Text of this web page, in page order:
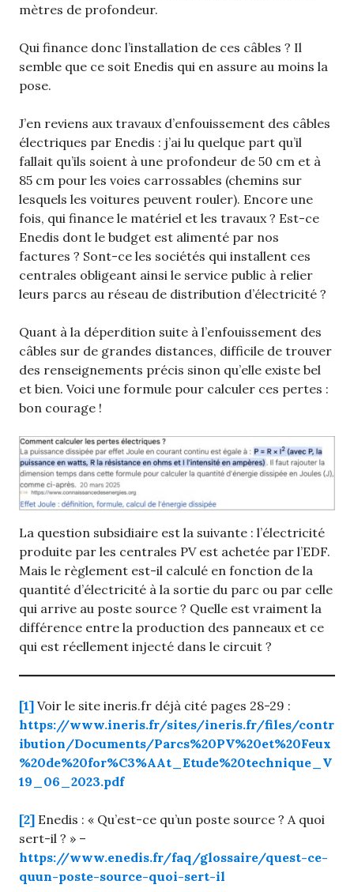
mètres de profondeur.
Qui finance donc l’installation de ces câbles ? Il
semble que ce soit Enedis qui en assure au moins la
pose.
J’en reviens aux travaux d’enfouissement des câbles
électriques par Enedis : j’ai lu quelque part qu’il
fallait qu’ils soient à une profondeur de 50 cm et à
85 cm pour les voies carrossables (chemins sur
lesquels les voitures peuvent rouler). Encore une
fois, qui finance le matériel et les travaux ? Est-ce
Enedis dont le budget est alimenté par nos
factures ? Sont-ce les sociétés qui installent ces
centrales obligeant ainsi le service public à relier
leurs parcs au réseau de distribution d’électricité ?
Quant à la déperdition suite à l’enfouissement des
câbles sur de grandes distances, difficile de trouver
des renseignements précis sinon qu’elle existe bel
et bien. Voici une formule pour calculer ces pertes :
bon courage !
La question subsidiaire est la suivante : l’électricité
produite par les centrales PV est achetée par l’EDF.
Mais le règlement est-il calculé en fonction de la
quantité d’électricité à la sortie du parc ou par celle
qui arrive au poste source ? Quelle est vraiment la
différence entre la production des panneaux et ce
qui est réellement injecté dans le circuit ?
[1] Voir le site ineris.fr déjà cité pages 28-29 :
https://www.ineris.fr/sites/ineris.fr/files/contr
ibution/Documents/Parcs%20PV%20et%20Feux
%20de%20for%C3%AAt_Etude%20technique_V
19_06_2023.pdf
[2] Enedis : « Qu’est-ce qu’un poste source ? A quoi
sert-il ? » –
https://www.enedis.fr/faq/glossaire/quest-ce-
quun-poste-source-quoi-sert-il